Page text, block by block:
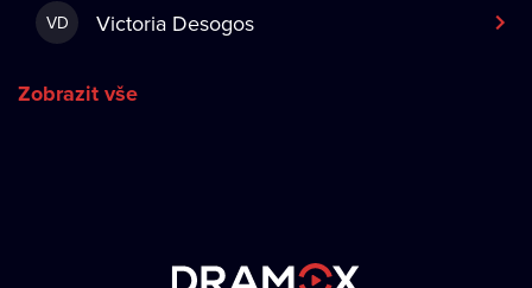
VD Victoria Desogos
Zobrazit vše